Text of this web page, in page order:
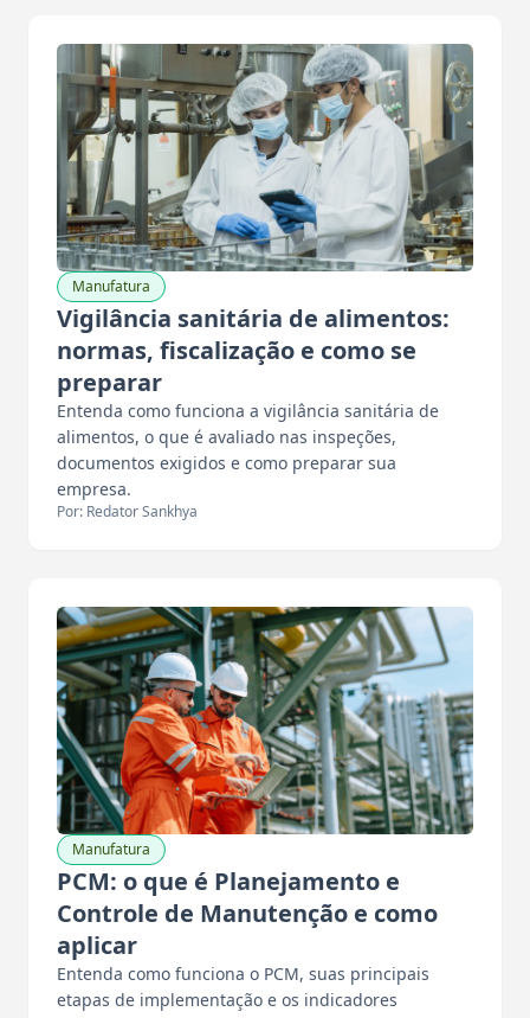
Manufatura
Vigilância sanitária de alimentos:
normas, fiscalização e como se
preparar
Entenda como funciona a vigilância sanitária de
alimentos, o que é avaliado nas inspeções,
documentos exigidos e como preparar sua
empresa.
Por: Redator Sankhya
Manufatura
PCM: o que é Planejamento e
Controle de Manutenção e como
aplicar
Entenda como funciona o PCM, suas principais
etapas de implementação e os indicadores